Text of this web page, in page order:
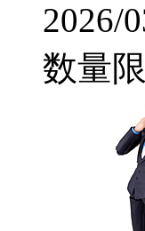
2026/
数量